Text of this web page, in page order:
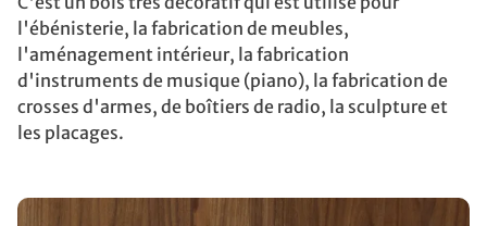
l'ébénisterie, la fabrication de meubles,
l'aménagement intérieur, la fabrication
d'instruments de musique (piano), la fabrication de
crosses d'armes, de boîtiers de radio, la sculpture et
les placages.